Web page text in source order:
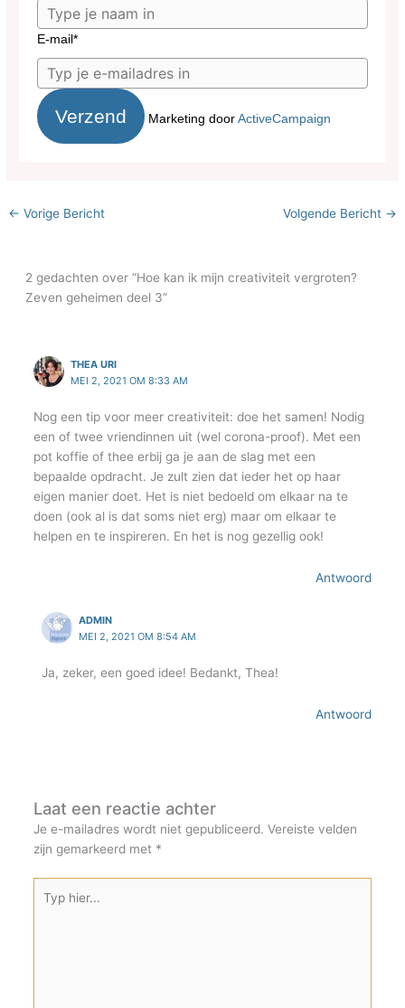
E-mail*
Verzend Marketing doorActiveCampaign
← Vorige Bericht Volgende Bericht →
2 gedachten over “Hoe kan ik mijn creativiteit vergroten?
Zeven geheimen deel 3”
THEA URI
MEI 2, 2021 OM 8:33 AM
Nog een tip voor meer creativiteit: doe het samen! Nodig
een of twee vriendinnen uit (wel corona-proof). Met een
pot koffie of thee erbij ga je aan de slag met een
bepaalde opdracht. Je zult zien dat ieder het op haar
eigen manier doet. Het is niet bedoeld om elkaar na te
doen (ook al is dat soms niet erg) maar om elkaar te
helpen en te inspireren. En het is nog gezellig ook!
Antwoord
ADMIN
MEI 2, 2021 OM 8:54 AM
Ja, zeker, een goed idee! Bedankt, Thea!
Antwoord
Laat een reactie achter
Je e-mailadres wordt niet gepubliceerd. Vereiste velden
zijn gemarkeerd met *
hier...